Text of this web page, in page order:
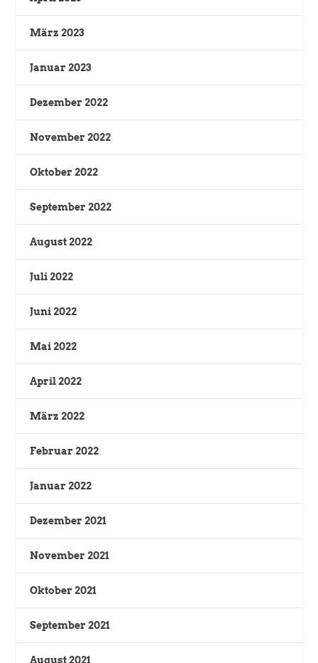
März 2023
Januar 2023
Dezember 2022
November 2022
Oktober 2022
September 2022
August 2022
Juli 2022
Juni 2022
Mai 2022
April 2022
März 2022
Februar 2022
Januar 2022
Dezember 2021
November 2021
Oktober 2021
September 2021
August 2021